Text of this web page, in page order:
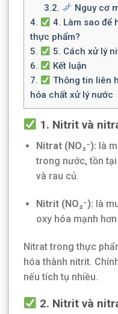
3.2.
Nguy cơ
4.
4. Làm sao để
thực phẩm?
5.
5. Cách xử lý
6.
Kết luận
7.
Thông tin liên
hóa chất xử lý nước
1. Nitrit và
Nitrat (NO₃⁻): là
trong nước, tồn
và rau củ.
Nitrit (NO₂⁻): là
oxy hóa mạnh
Nitrat trong thực
hóa thành nitrit.
nếu tích tụ nhiều.
2. Nitrit và